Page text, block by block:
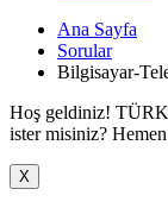
Ana Sayfa
Sorular
Bilgisayar-
Hoş geldiniz!
ister misiniz? Hemen